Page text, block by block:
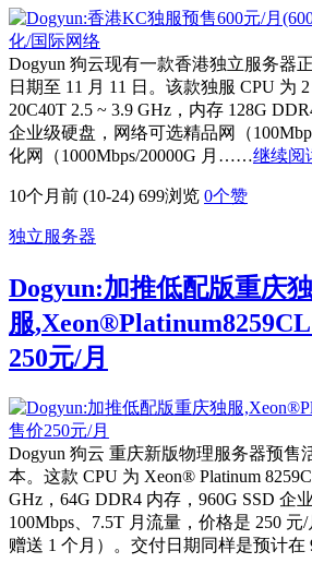
Dogyun 狗云现有一款香港独立服务器
日期至 11 月 11 日。该款独服 CPU 为
20C40T 2.5 ~ 3.9 GHz，内存 128G
企业级硬盘，网络可选精品网（
化网（1000Mbps/20000G 月……继续阅
10个月前 (10-24) 699浏览 0个赞
独立服务器
Dogyun:加推低配版重庆独
服
250元/月
Dogyun 狗云 重庆新版物理服务器预售
本。这款 CPU 为 Xeon® Platinum
GHz，64G DDR4 内存，960G SSD 企
100Mbps、7.5T 月流量，价格是 250 元
赠送 1 个月）。交付日期同样是预计